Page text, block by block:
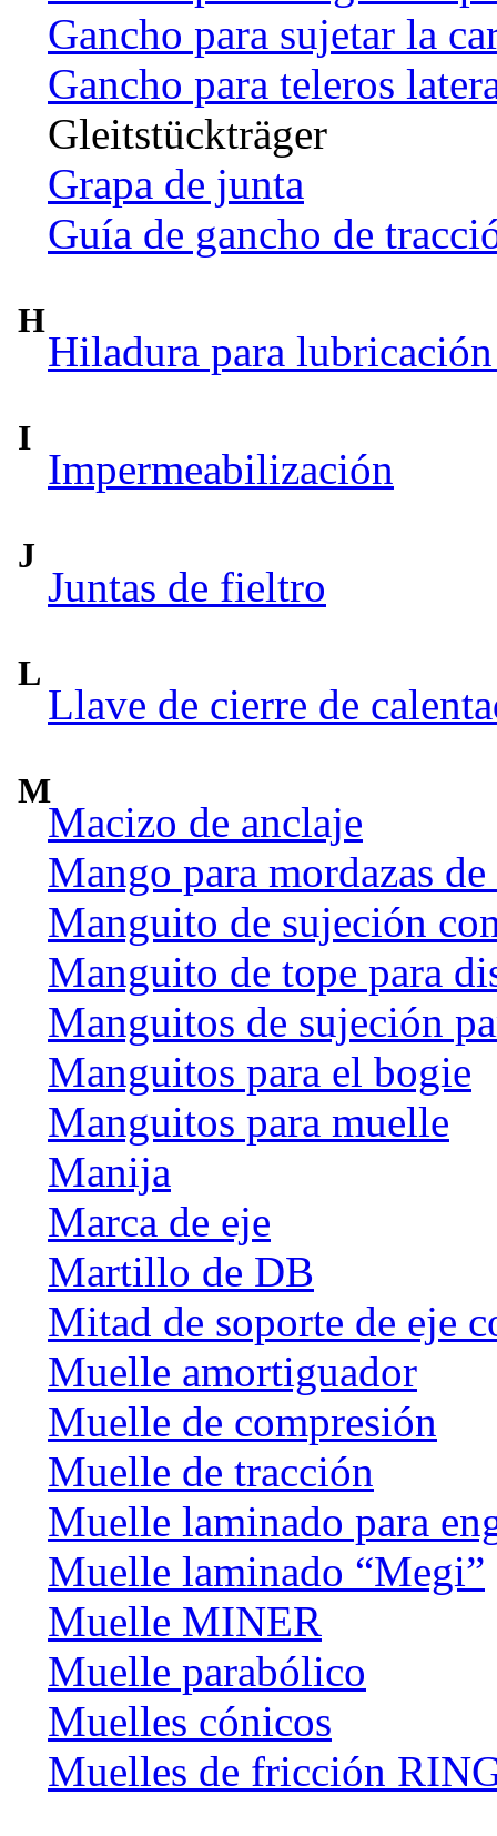
Gancho para sujetar la
Gancho para teleros
Gleitstückträger
Grapa de junta
Guía de gancho de
H
Hiladura para
I
Impermeabilización
J
Juntas de fieltro
L
Llave de cierre de
M
Macizo de anclaje
Mango para mordazas de
Manguito de sujeción
Manguito de tope para
Manguitos de sujeción
Manguitos para el bogie
Manguitos para muelle
Manija
Marca de eje
Martillo de DB
Mitad de soporte de eje
Muelle amortiguador
Muelle de compresión
Muelle de tracción
Muelle laminado para
Muelle laminado “Megi”
Muelle MINER
Muelle parabólico
Muelles cónicos
Muelles de fricción